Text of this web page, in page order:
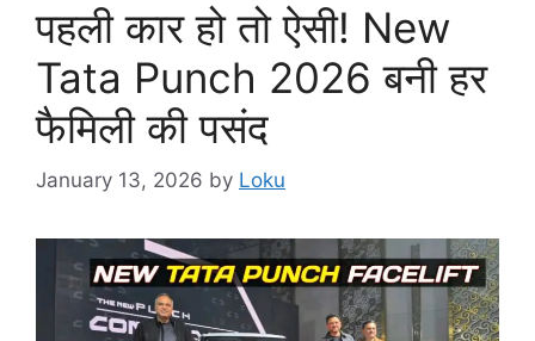
पहली कार हो तो ऐसी! New
Tata Punch 2026 बनी हर
फैमिली की पसंद
January 13, 2026 by Loku